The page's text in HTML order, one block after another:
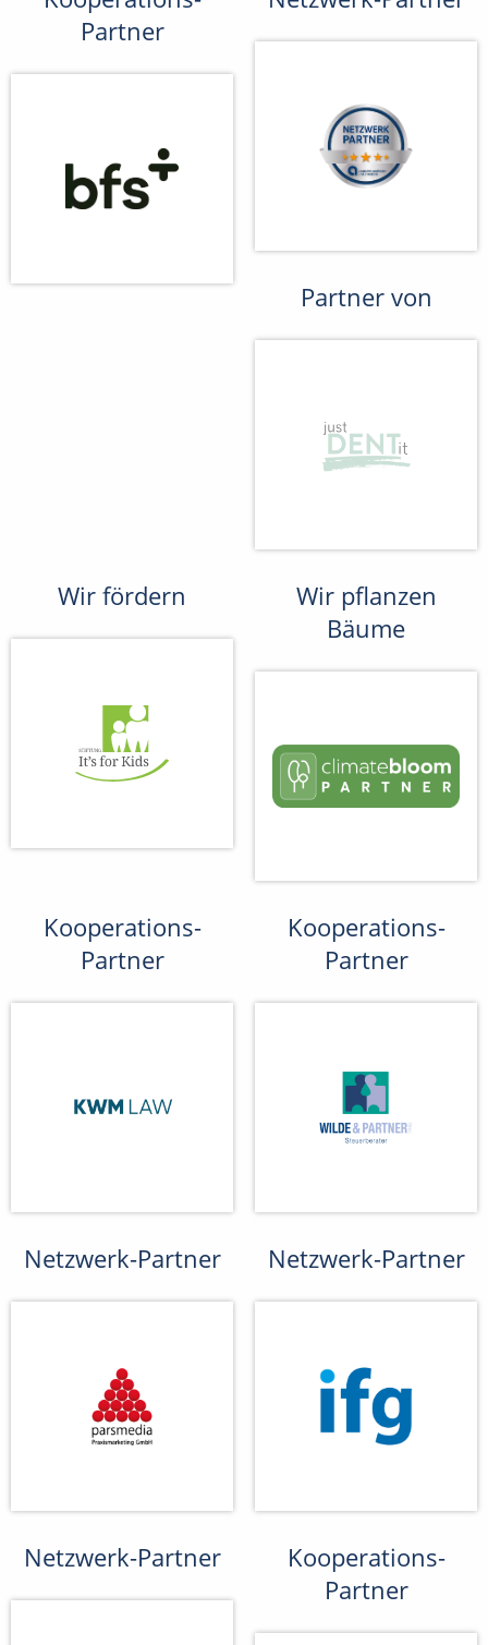
Partner
Partner von
Wir fördern
Wir pflanzen
Bäume
Kooperations-
Partner
Kooperations-
Partner
Netzwerk-Partner Netzwerk-Partner
Netzwerk-Partner
Kooperations-
Partner